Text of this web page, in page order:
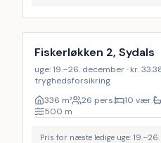
Inkl. rengøring
Fiskerløkken 2, Sydals
uge: 19.–26. december · kr.
tryghedsforsikring
336 m² 26 pers. 10 vær.
500 m
Pris for næste ledige uge: